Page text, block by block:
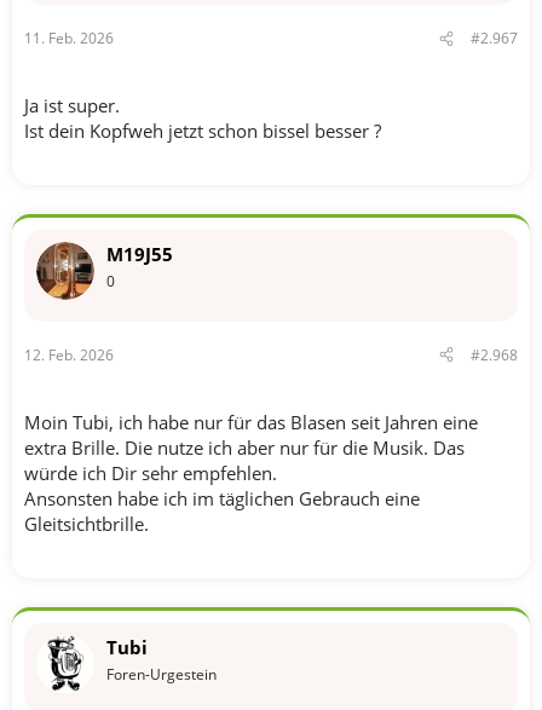
11. Feb. 2026 #2.967
Ja ist super.
Ist dein Kopfweh jetzt schon bissel besser ?
M19J55
0
12. Feb. 2026 #2.968
Moin Tubi, ich habe nur für das Blasen seit Jahren eine
extra Brille. Die nutze ich aber nur für die Musik. Das
würde ich Dir sehr empfehlen.
Ansonsten habe ich im täglichen Gebrauch eine
Gleitsichtbrille.
Tubi
Foren-Urgestein